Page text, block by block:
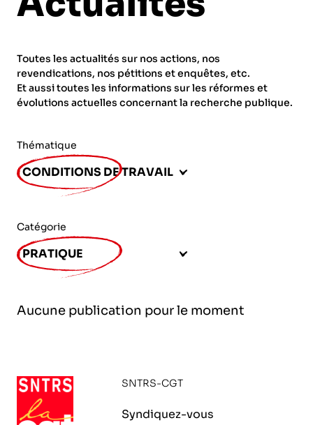
Fonction publique
Actions spécifiques
ORGANISMES
CNRS – Centre national de la recherche
scientifique
INRIA - Institut national de recherche en
INSERM – Institut national de la santé et de la
recherche médicale
développement
INED – Institut national d’études
démographiques
l’exploitation de la mer
AGENDA
PUBLICATIONS
ADHÉRER
Toutes les actualités sur nos actions, nos
revendications, nos pétitions et enquêtes, etc.
Et aussi toutes les informations sur les réformes et
évolutions actuelles concernant la recherche publique.
Thématique
CONDITIONS DE TRAVAIL
Catégorie
PRATIQUE
Aucune publication pour le moment
SNTRS-CGT
Syndiquez-vous